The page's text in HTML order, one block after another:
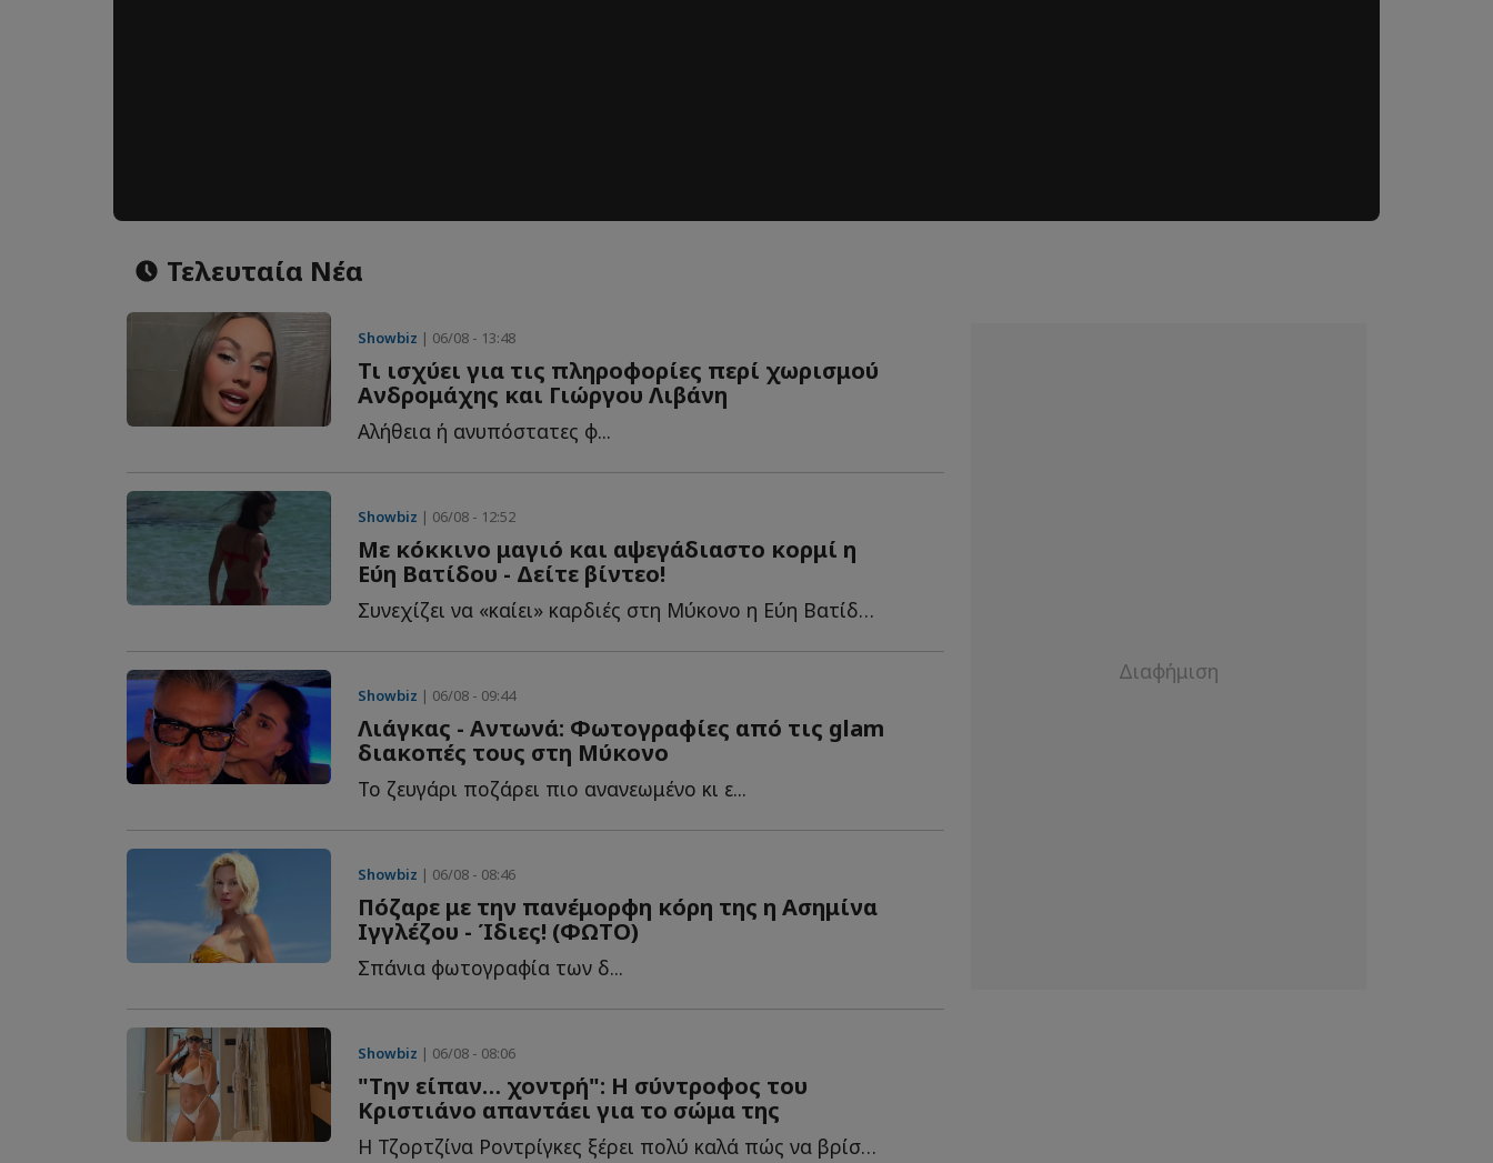
Τελευταία Νέα
Showbiz | 06/08 - 13:48
Τι ισχύει για τις πληροφορίες περί χωρισμού
Ανδρομάχης και Γιώργου Λιβάνη
Αλήθεια ή ανυπόστατες φ...
Showbiz | 06/08 - 12:52
Με κόκκινο μαγιό και αψεγάδιαστο κορμί η
Εύη Βατίδου - Δείτε βίντεο!
Συνεχίζει να «καίει» καρδιές στη Μύκονο η Εύη Βατίδου, η...
Showbiz | 06/08 - 09:44
Λιάγκας - Αντωνά: Φωτογραφίες από τις glam
διακοπές τους στη Μύκονο
Το ζευγάρι ποζάρει πιο ανανεωμένο κι ε...
Showbiz | 06/08 - 08:46
Πόζαρε με την πανέμορφη κόρη της η Ασημίνα
Ιγγλέζου - Ίδιες! (ΦΩΤΟ)
Σπάνια φωτογραφία των δ...
Showbiz | 06/08 - 08:06
"Την είπαν… χοντρή": Η σύντροφος του
Κριστιάνο απαντάει για το σώμα της
Η Τζορτζίνα Ροντρίγκες ξέρει πολύ καλά πώς να βρίσκεται σ...